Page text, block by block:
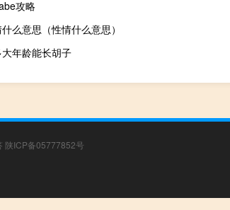
攻略
么意思（性情什么意思）
年龄能长胡子
陕ICP备05777852号